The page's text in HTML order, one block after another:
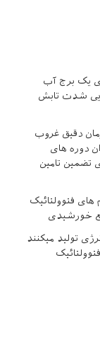
یک برج آب
شدت تابش
دقیق غروب
دوره های
تضمین تامین
فتوولتائیک
خورشیدی
تولید میکنند